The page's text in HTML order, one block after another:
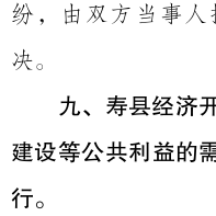
纷，由双方当事
决。
九、寿县经济
建设等公共利益的
行。